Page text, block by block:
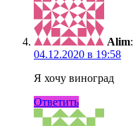
Alim:
04.12.2020 в 19:58
Я хочу виноград
Ответить